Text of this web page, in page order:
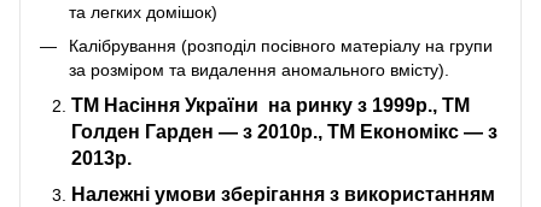
та легких домішок)
Калібрування (розподіл посівного матеріалу на групи
за розміром та видалення аномального вмісту).
ТМ Насіння України на ринку з 1999р., ТМ
Голден Гарден — з 2010р., ТМ Економікс — з
2013р.
Належні умови зберігання з використанням